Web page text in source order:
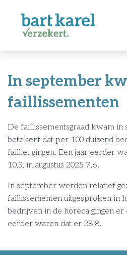
In september
faillissementen
De faillissementsgraad kwam in
betekent dat per 100 duizend
failliet gingen. Een jaar eerder
10,3, in augustus 2025 7,6.
In september werden relatief
faillissementen uitgesproken in
bedrijven in de horeca gingen
eerder waren dat er 28,8.